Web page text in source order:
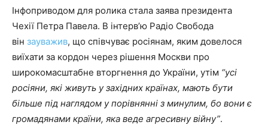
Інфоприводом для ролика стала заява президента
Чехії Петра Павела. В інтерв’ю Радіо Свобода
він зауважив, що співчуває росіянам, яким довелося
виїхати за кордон через рішення Москви про
широкомасштабне вторгнення до України, утім “усі
росіяни, які живуть у західних країнах, мають бути
більше під наглядом у порівнянні з минулим, бо вони є
громадянами країни, яка веде агресивну війну”.